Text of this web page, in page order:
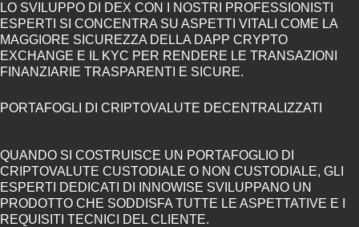
LO SVILUPPO DI DEX CON I NOSTRI PROFESSIONISTI
ESPERTI SI CONCENTRA SU ASPETTI VITALI COME LA
MAGGIORE SICUREZZA DELLA DAPP CRYPTO
EXCHANGE E IL KYC PER RENDERE LE TRANSAZIONI
FINANZIARIE TRASPARENTI E SICURE.
PORTAFOGLI DI CRIPTOVALUTE DECENTRALIZZATI
QUANDO SI COSTRUISCE UN PORTAFOGLIO DI
CRIPTOVALUTE CUSTODIALE O NON CUSTODIALE, GLI
ESPERTI DEDICATI DI INNOWISE SVILUPPANO UN
PRODOTTO CHE SODDISFA TUTTE LE ASPETTATIVE E I
REQUISITI TECNICI DEL CLIENTE.